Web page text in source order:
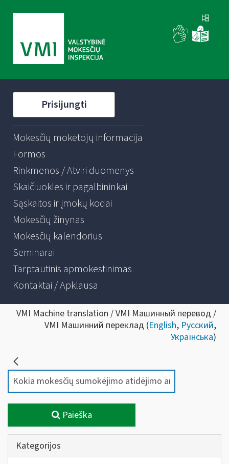
Prisijungti
Mokesčių mokėtojų informacija
Formos
Rinkmenos / Atviri duomenys
Skaičiuoklės ir pagalbininkai
Sąskaitos ir įmokų kodai
Mokesčių žinynas
Mokesčių kalendorius
Seminarai
Tarptautinis apmokestinimas
Kontaktai / Apklausa
VMI Machine translation / VMI Машинный перевод /
VMI Машинний переклад (English, Русский,
Українська)
Paieška
Kategorijos